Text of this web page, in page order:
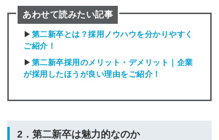
あわせて読みたい記事
▶ 第二新卒とは？採用ノウハウを分かりやすく
ご紹介！
▶ 第二新卒採用のメリット・デメリット｜企業
が採用したほうが良い理由をご紹介！
2．第二新卒は魅力的なのか